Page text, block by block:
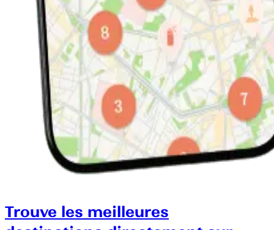
Trouve les meilleures